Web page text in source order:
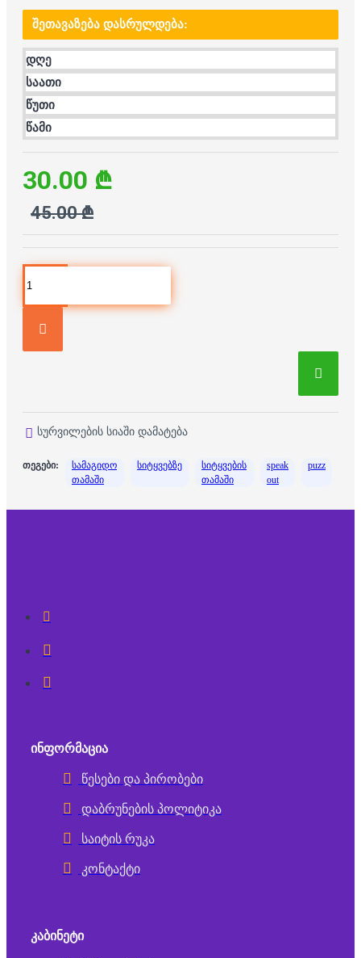
ᲨᲔᲗᲐᲕᲐᲖᲔᲑᲐ ᲓᲐᲡᲠᲣᲚᲓᲔᲑᲐ:
დღე
საათი
წუთი
წამი
30.00 ₾
45.00 ₾
სურვილების სიაში დამატება
თეგები:
სამაგიდო
თამაში
სიტყვებზე
სიტყვების
თამაში
speak
out
puzz
ᲘᲜᲤᲝᲠᲛᲐᲪᲘᲐ
წესები და პირობები
დაბრუნების პოლიტიკა
საიტის რუკა
კონტაქტი
ᲙᲐᲑᲘᲜᲔᲢᲘ